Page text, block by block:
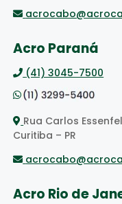
Acro Paraná
(41) 3045-7500
Rua Carlos
Curitiba – PR
Acro Rio de